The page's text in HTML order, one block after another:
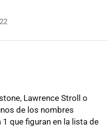
Lawrence Stroll o
de los nombres
que figuran en la lista de